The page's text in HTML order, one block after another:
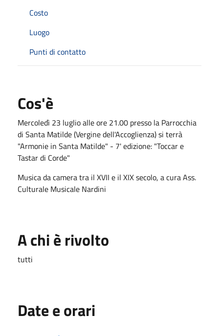
Costo
Luogo
Punti di contatto
Cos'è
Mercoledì 23 luglio alle ore 21.00 presso la Parrocchia
di Santa Matilde (Vergine dell'Accoglienza) si terrà
"Armonie in Santa Matilde" - 7' edizione: "Toccar e
Tastar di Corde"
Musica da camera tra il XVII e il XIX secolo, a cura Ass.
Culturale Musicale Nardini
A chi è rivolto
tutti
Date e orari